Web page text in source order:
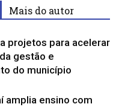
Mais do autor
projetos para acelerar
gestão e
do município
amplia ensino com